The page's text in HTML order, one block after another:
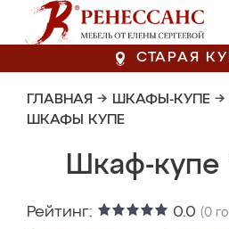
СТАРАЯ
ГЛАВНАЯ → ШКАФЫ-КУПЕ →
ШКАФЫ КУПЕ
Шкаф-купе
Рейтинг: 0.0 (0